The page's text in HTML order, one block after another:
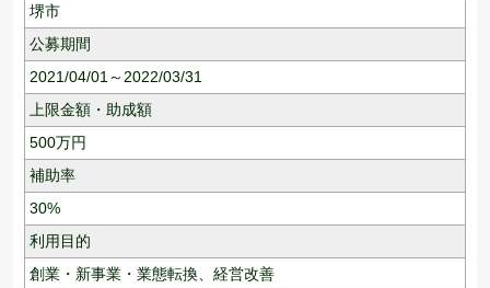
堺市
公募期間
2021/04/01～2022/03/31
上限金額・助成額
500万円
補助率
30%
利用目的
創業・新事業・業態転換、 経営改善